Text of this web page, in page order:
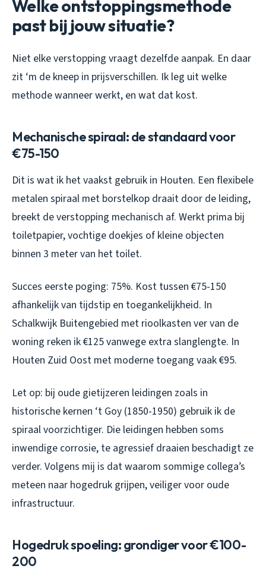
Welke ontstoppingsmethode
past bij jouw situatie?
Niet elke verstopping vraagt dezelfde aanpak. En daar
zit ‘m de kneep in prijsverschillen. Ik leg uit welke
methode wanneer werkt, en wat dat kost.
Mechanische spiraal: de standaard voor
€75-150
Dit is wat ik het vaakst gebruik in Houten. Een flexibele
metalen spiraal met borstelkop draait door de leiding,
breekt de verstopping mechanisch af. Werkt prima bij
toiletpapier, vochtige doekjes of kleine objecten
binnen 3 meter van het toilet.
Succes eerste poging: 75%. Kost tussen €75-150
afhankelijk van tijdstip en toegankelijkheid. In
Schalkwijk Buitengebied met rioolkasten ver van de
woning reken ik €125 vanwege extra slanglengte. In
Houten Zuid Oost met moderne toegang vaak €95.
Let op: bij oude gietijzeren leidingen zoals in
historische kernen ‘t Goy (1850-1950) gebruik ik de
spiraal voorzichtiger. Die leidingen hebben soms
inwendige corrosie, te agressief draaien beschadigt ze
verder. Volgens mij is dat waarom sommige collega’s
meteen naar hogedruk grijpen, veiliger voor oude
infrastructuur.
Hogedruk spoeling: grondiger voor €100-
200